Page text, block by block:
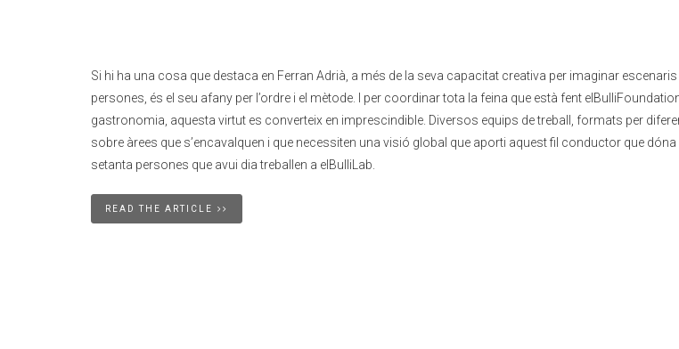
Si hi ha una cosa que destaca en Ferran Adrià, a més de la seva capacitat creativa per imaginar
persones, és el seu afany per l’ordre i el mètode. I per coordinar tota la feina que està fent
gastronomia, aquesta virtut es converteix en imprescindible. Diversos equips de treball, formats per
sobre àrees que s’encavalquen i que necessiten una visió global que aporti aquest fil conductor que
setanta persones que avui dia treballen a elBulliLab.
READ THE ARTICLE